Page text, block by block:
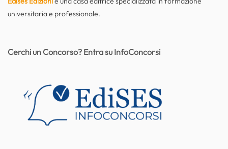
universitaria e professionale.
Cerchi un Concorso? Entra su InfoConcorsi